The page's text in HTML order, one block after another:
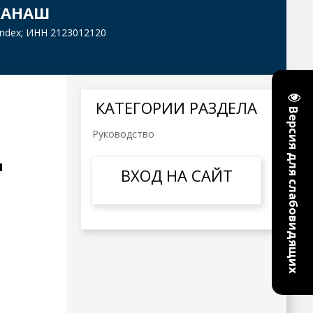
Версия для слабовидящих
ИНН 2123012120
КАТЕГОРИИ РАЗДЕЛА
Руководство
ВХОД НА САЙТ